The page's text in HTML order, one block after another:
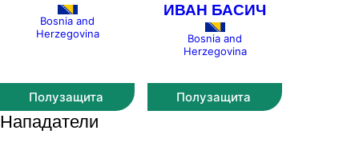
Bosnia and
Herzegovina
Полузащита
ИВАН БАСИЧ
Bosnia and
Herzegovina
Полузащита
Нападатели